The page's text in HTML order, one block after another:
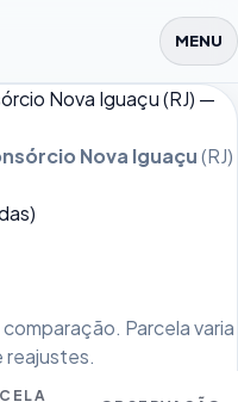
MENU
Nova Iguaçu (RJ) —
Nova Iguaçu(RJ)
Parcela varia
reajustes.